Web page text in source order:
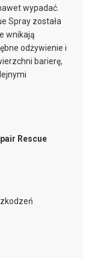
wypadać.
Spray została
wnikają
odżywienie i
barierę,
Rescue